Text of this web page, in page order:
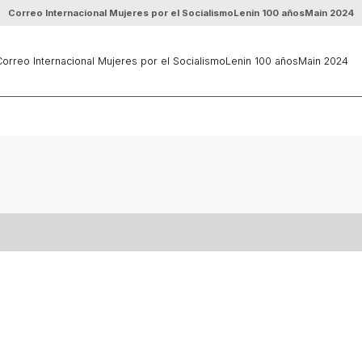
Correo Internacional Mujeres por el SocialismoLenin 100 añosMain 2024
Internacional Mujeres por el SocialismoLenin 100 añosMain 2024